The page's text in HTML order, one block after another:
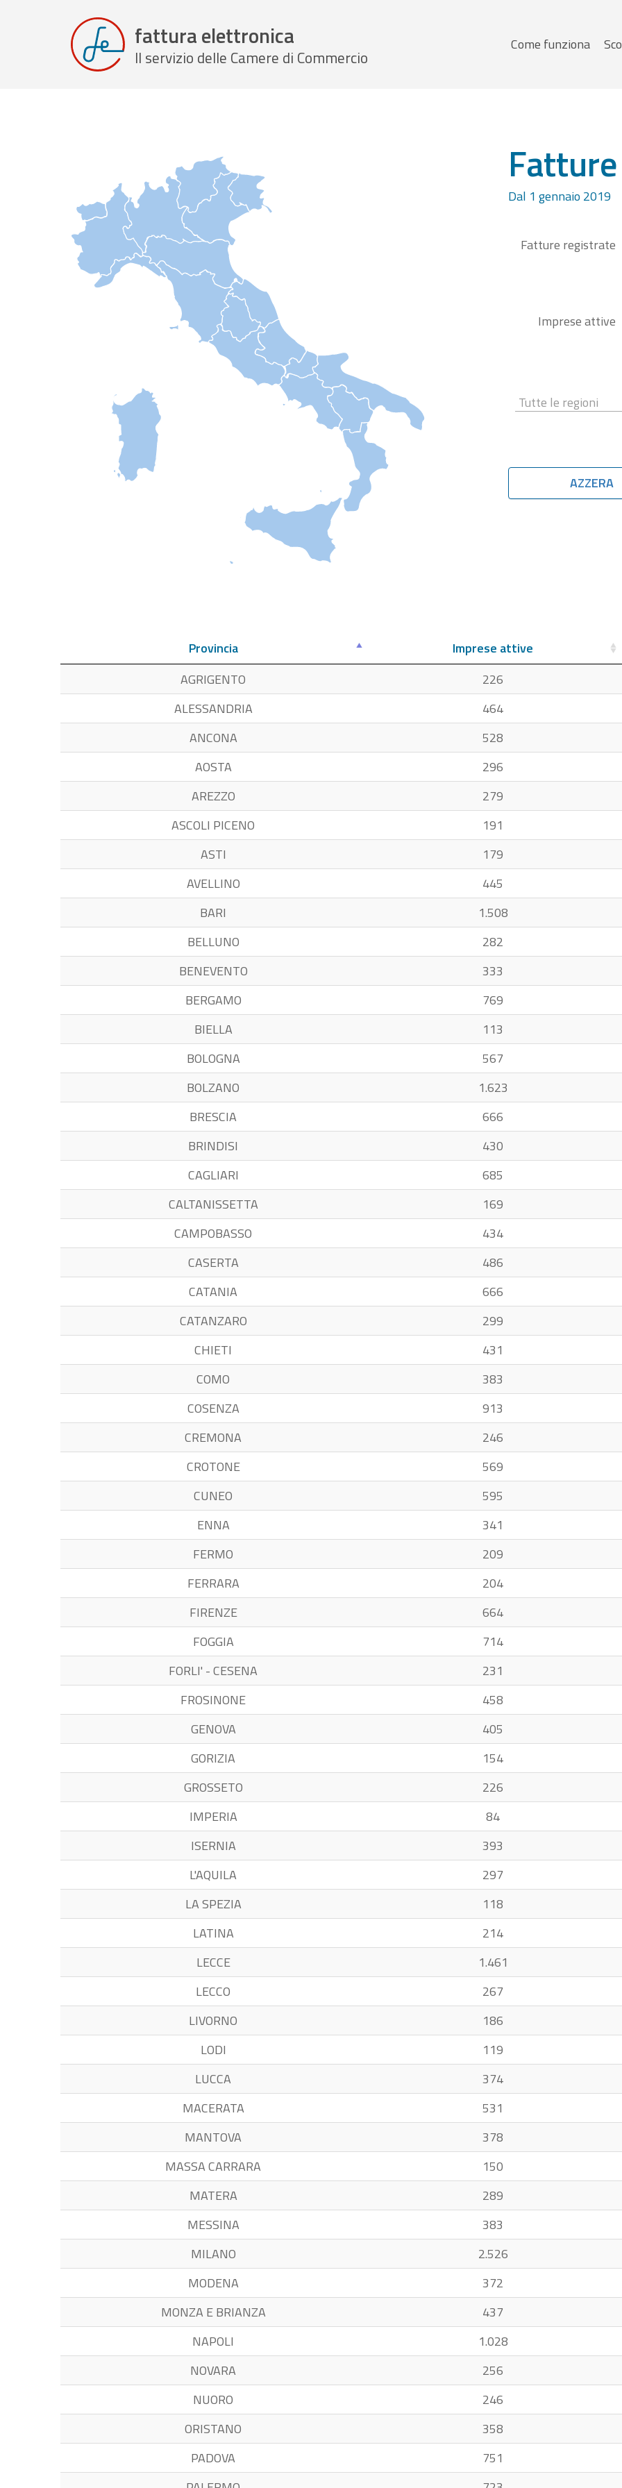
fattura elettronica
Il servizio delle Camere di Commercio Menu
Come funziona
Dal 1 gennaio 2019
Fatture registrate
Imprese attive
AZZERA
Provincia
Imprese attive
AGRIGENTO
226
ALESSANDRIA
464
ANCONA
528
AOSTA
296
AREZZO
279
ASCOLI PICENO
191
ASTI
179
AVELLINO
445
BARI
1.508
BELLUNO
282
BENEVENTO
333
BERGAMO
769
BIELLA
113
BOLOGNA
567
BOLZANO
1.623
BRESCIA
666
BRINDISI
430
CAGLIARI
685
CALTANISSETTA
169
CAMPOBASSO
434
CASERTA
486
CATANIA
666
CATANZARO
299
CHIETI
431
COMO
383
COSENZA
913
CREMONA
246
CROTONE
569
CUNEO
595
ENNA
341
FERMO
209
FERRARA
204
FIRENZE
664
FOGGIA
714
FORLI' - CESENA
231
FROSINONE
458
GENOVA
405
GORIZIA
154
GROSSETO
226
IMPERIA
84
ISERNIA
393
L'AQUILA
297
LA SPEZIA
118
LATINA
214
LECCE
1.461
LECCO
267
LIVORNO
186
LODI
119
LUCCA
374
MACERATA
531
MANTOVA
378
MASSA CARRARA
150
MATERA
289
MESSINA
383
MILANO
2.526
MODENA
372
MONZA E BRIANZA
437
NAPOLI
1.028
NOVARA
256
NUORO
246
ORISTANO
358
PADOVA
751